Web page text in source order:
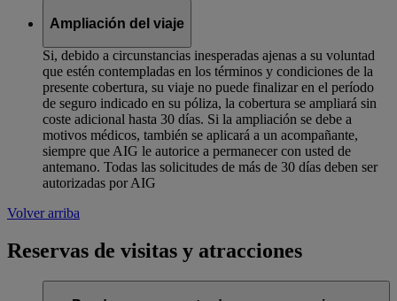
Ampliación del viaje
Si, debido a circunstancias inesperadas ajenas a su voluntad
que estén contempladas en los términos y condiciones de la
presente cobertura, su viaje no puede finalizar en el período
de seguro indicado en su póliza, la cobertura se ampliará sin
coste adicional hasta 30 días. Si la ampliación se debe a
motivos médicos, también se aplicará a un acompañante,
siempre que AIG le autorice a permanecer con usted de
antemano. Todas las solicitudes de más de 30 días deben ser
autorizadas por AIG
Volver arriba
Reservas de visitas y atracciones